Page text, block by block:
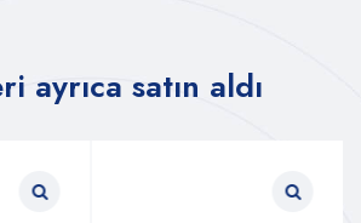
ayrıca satın aldı